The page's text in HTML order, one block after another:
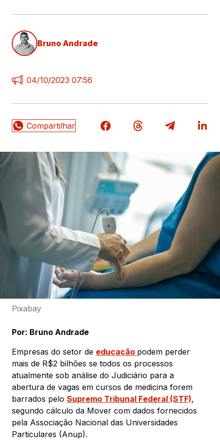
Bruno Andrade
04/10/2023 07:56
Pixabay
Por: Bruno Andrade
Empresas do setor de educação podem perder
mais de R$2 bilhões se todos os processos
atualmente sob análise do Judiciário para a
abertura de vagas em cursos de medicina forem
barrados pelo Supremo Tribunal Federal (STF),
segundo cálculo da Mover com dados fornecidos
pela Associação Nacional das Universidades
Particulares (Anup).